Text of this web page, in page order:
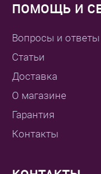
ПОМОЩЬ И
Вопросы и ответы
Статьи
Доставка
О магазине
Гарантия
Контакты